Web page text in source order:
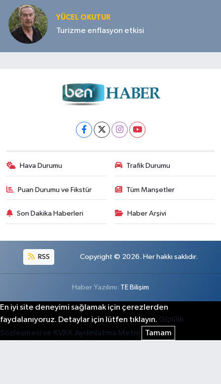
YÜCEL OKUTUR
Turizme enflasyon etkisi
Hava Durumu Trafik Durumu
Puan Durumu ve Fikstür Tüm Manşetler
Son Dakika Haberleri Haber Arşivi
RSS Copyright © 2026. Her hakkı saklıdır.
Haber Yazılımı: TE Bilişim
En iyi site deneyimi sağlamak için çerezlerden
faydalanıyoruz. Detaylar için lütfen tıklayın. Gizlilik
Sözleşmesi ve KVKK Aydınlatma Metni
Tamam